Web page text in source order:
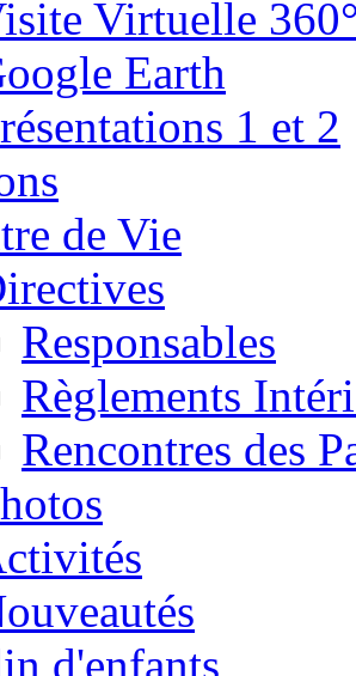
Virtuelle
Earth
1 et 2
de Vie
Responsables
Règlements
Rencontres des
d'enfants